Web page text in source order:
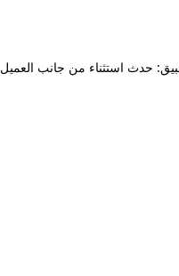
حدث استثناء من جانب العميل